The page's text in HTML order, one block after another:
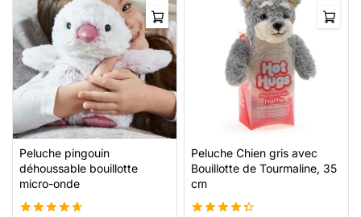
Peluche pingouin
déhoussable bouillotte
micro-onde
Peluche Chien gris avec
Bouillotte de Tourmaline, 35
cm